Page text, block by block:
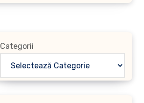
Categorii